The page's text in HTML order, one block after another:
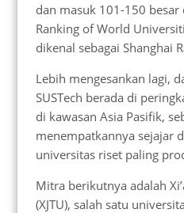
dan masuk 101-150
Ranking of World
dikenal sebagai Shanghai
Lebih mengesankan lagi,
SUSTech berada di
di kawasan Asia Pasifik,
menempatkannya sejajar
universitas riset paling
Mitra berikutnya adalah
(XJTU), salah satu